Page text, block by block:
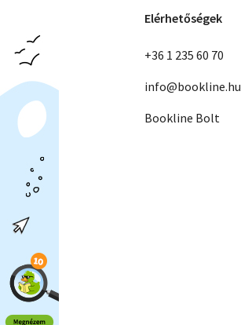
Elérhetőségek
+36 1 235 60 70
info@bookline.hu
Bookline Bolt